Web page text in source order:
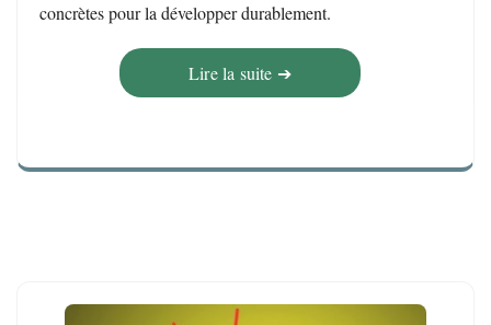
concrètes pour la développer durablement.
Lire la suite ➔